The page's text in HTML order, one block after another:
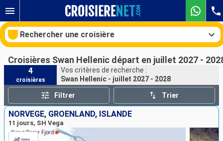
Rechercher une croisière
Nos destinations
Mois de départ
Ports
Croisières Swan Hellenic départ en juillet 2027 -
4
croisières
Vos critères de recherche :
Swan Hellenic - juillet 2027 - 2028
Filtrer Trier
NORVÈGE, GRÖENLAND, ISLANDE
11 jours, SH Vega